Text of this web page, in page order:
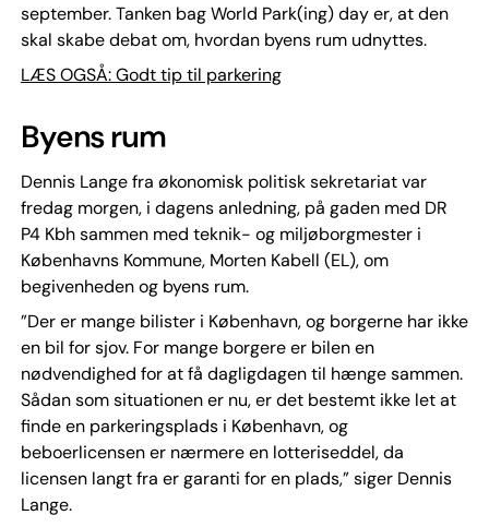
september. Tanken bag World Park(ing) day er, at den
skal skabe debat om, hvordan byens rum udnyttes.
LÆS OGSÅ: Godt tip til parkering
Byens rum
Dennis Lange fra økonomisk politisk sekretariat var
fredag morgen, i dagens anledning, på gaden med DR
P4 Kbh sammen med teknik- og miljøborgmester i
Københavns Kommune, Morten Kabell (EL), om
begivenheden og byens rum.
”Der er mange bilister i København, og borgerne har ikke
en bil for sjov. For mange borgere er bilen en
nødvendighed for at få dagligdagen til hænge sammen.
Sådan som situationen er nu, er det bestemt ikke let at
finde en parkeringsplads i København, og
beboerlicensen er nærmere en lotteriseddel, da
licensen langt fra er garanti for en plads,” siger Dennis
Lange.